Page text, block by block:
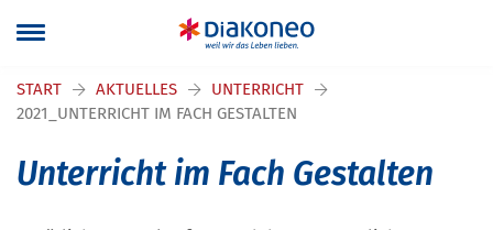
START AKTUELLES
UNTERRICHT
2021_UNTERRICHT IM FACH GESTALTEN
Unterricht im Fach Gestalten